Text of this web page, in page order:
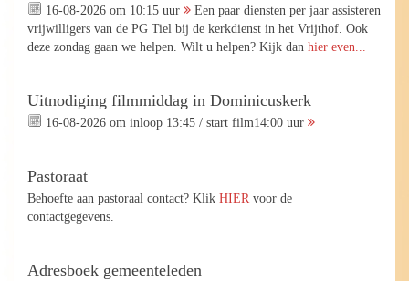
16-08-2026 om 10:15 uur
Een paar diensten per jaar assisteren
vrijwilligers van de PG Tiel bij de kerkdienst in het Vrijthof. Ook
deze zondag gaan we helpen. Wilt u helpen? Kijk dan hier even...
Uitnodiging filmmiddag in Dominicuskerk
16-08-2026 om inloop 13:45 / start film14:00 uur
Pastoraat
Behoefte aan pastoraal contact? Klik HIERvoor de
contactgegevens.
Adresboek gemeenteleden